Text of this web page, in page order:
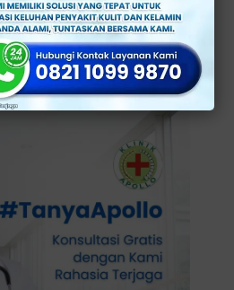
terhadap infeksi Sifilis. Jika
kemungkinan